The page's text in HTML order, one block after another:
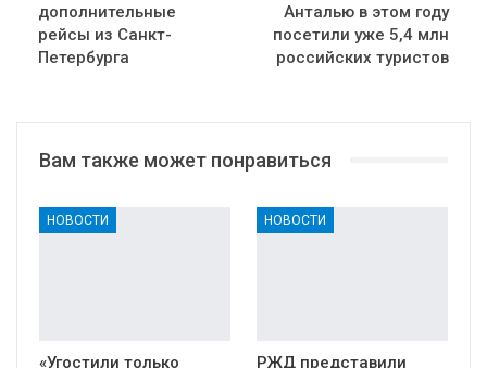
дополнительные
рейсы из Санкт-
Петербурга
Анталью в этом году
посетили уже 5,4 млн
российских туристов
Вам также может понравиться
НОВОСТИ
«Угостили только
НОВОСТИ
РЖД представили